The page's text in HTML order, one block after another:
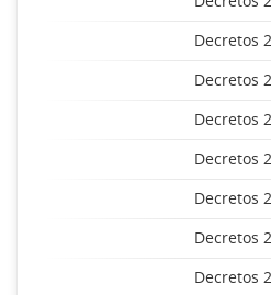
Decretos
Decretos
Decretos
Decretos
Decretos
Decretos
Decretos